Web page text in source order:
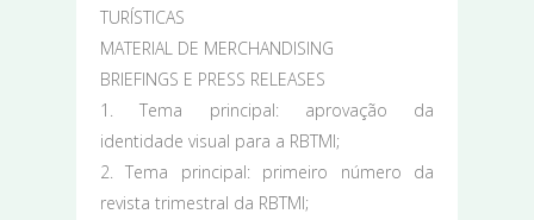
TURÍSTICAS
MATERIAL DE MERCHANDISING
BRIEFINGS E PRESS RELEASES
1. Tema principal: aprovação da
identidade visual para a RBTMI;
2. Tema principal: primeiro número da
revista trimestral da RBTMI;